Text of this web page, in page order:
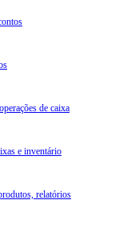
de caixa
e inventário
relatórios